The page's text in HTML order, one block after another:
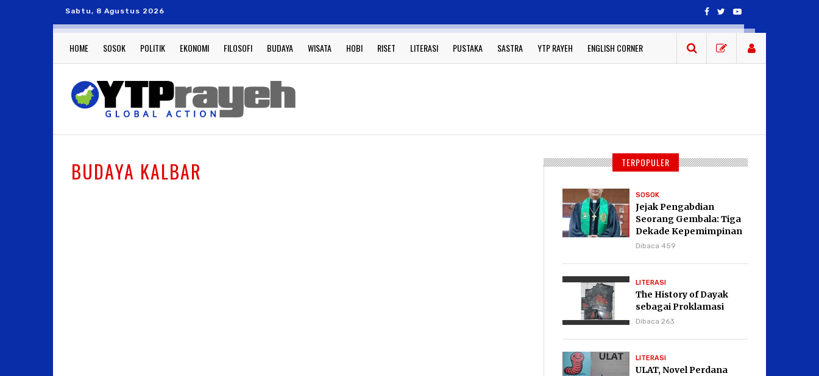
Sabtu, 8 Agustus 2026
HOME SOSOK POLITIK EKONOMI FILOSOFI BUDAYA WISATA HOBI RISET LITERASI PUSTAKA SASTRA YTP RAYEH ENGLISH CORNER
BUDAYA KALBAR TERPOPULER
SOSOK
Jejak Pengabdian
Seorang Gembala: Tiga
Dekade Kepemimpinan
Pdt. Dr. Yulius Daud di
Dibaca 459
LITERASI
The History of Dayak
sebagai Proklamasi
Dibaca 263
LITERASI
ULAT, Novel Perdana